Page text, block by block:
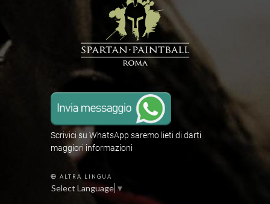
Scrivici su WhatsApp saremo lieti di darti
maggiori informazioni
ALTRA LINGUA
Select Language▼